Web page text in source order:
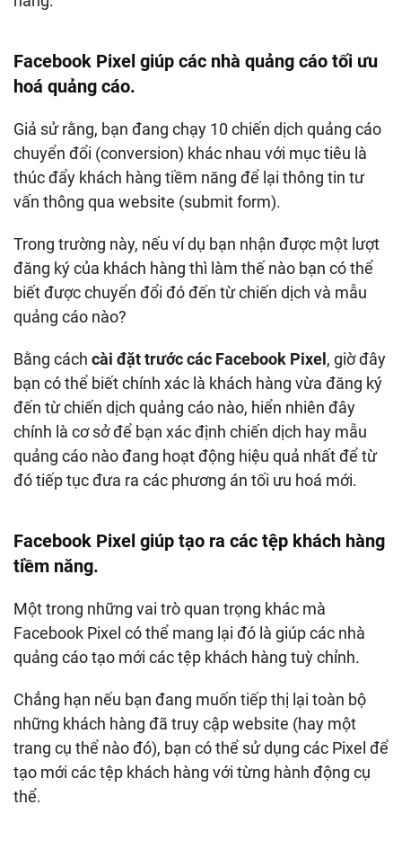
Facebook Pixel giúp các nhà quảng cáo tối ưu
hoá quảng cáo.
Giả sử rằng, bạn đang chạy 10 chiến dịch quảng cáo
chuyển đổi (conversion) khác nhau với mục tiêu là
thúc đẩy khách hàng tiềm năng để lại thông tin tư
vấn thông qua website (submit form).
Trong trường này, nếu ví dụ bạn nhận được một lượt
đăng ký của khách hàng thì làm thế nào bạn có thể
biết được chuyển đổi đó đến từ chiến dịch và mẫu
quảng cáo nào?
Bằng cách cài đặt trước các Facebook Pixel , giờ đây
bạn có thể biết chính xác là khách hàng vừa đăng ký
đến từ chiến dịch quảng cáo nào, hiển nhiên đây
chính là cơ sở để bạn xác định chiến dịch hay mẫu
quảng cáo nào đang hoạt động hiệu quả nhất để từ
đó tiếp tục đưa ra các phương án tối ưu hoá mới.
Facebook Pixel giúp tạo ra các tệp khách hàng
tiềm năng.
Một trong những vai trò quan trọng khác mà
Facebook Pixel có thể mang lại đó là giúp các nhà
quảng cáo tạo mới các tệp khách hàng tuỳ chỉnh.
Chẳng hạn nếu bạn đang muốn tiếp thị lại toàn bộ
những khách hàng đã truy cập website (hay một
trang cụ thể nào đó), bạn có thể sử dụng các Pixel để
tạo mới các tệp khách hàng với từng hành động cụ
thể.